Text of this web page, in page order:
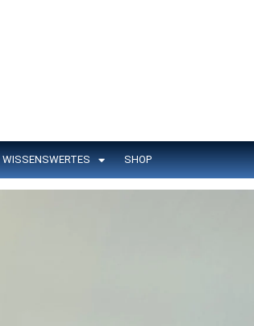
WISSENSWERTES SHOP